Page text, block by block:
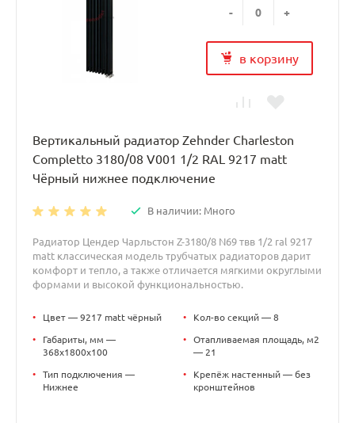
- +
в корзину
Вертикальный радиатор Zehnder Charleston
Completto 3180/08 V001 1/2 RAL 9217 matt
Чёрный нижнее подключение
В наличии: Много
Радиатор Цендер Чарльстон Z-3180/8 N69 твв 1/2 ral 9217
matt классическая модель трубчатых радиаторов дарит
комфорт и тепло, а также отличается мягкими округлыми
формами и высокой функциональностью.
• Цвет — 9217 matt чёрный
•
Габариты, мм —
368x1800x100
•
Тип подключения —
Нижнее
• Кол-во секций — 8
•
Отапливаемая площадь, м2
— 21
•
Крепёж настенный — без
кронштейнов